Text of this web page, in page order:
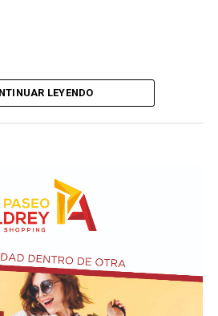
LEYENDO